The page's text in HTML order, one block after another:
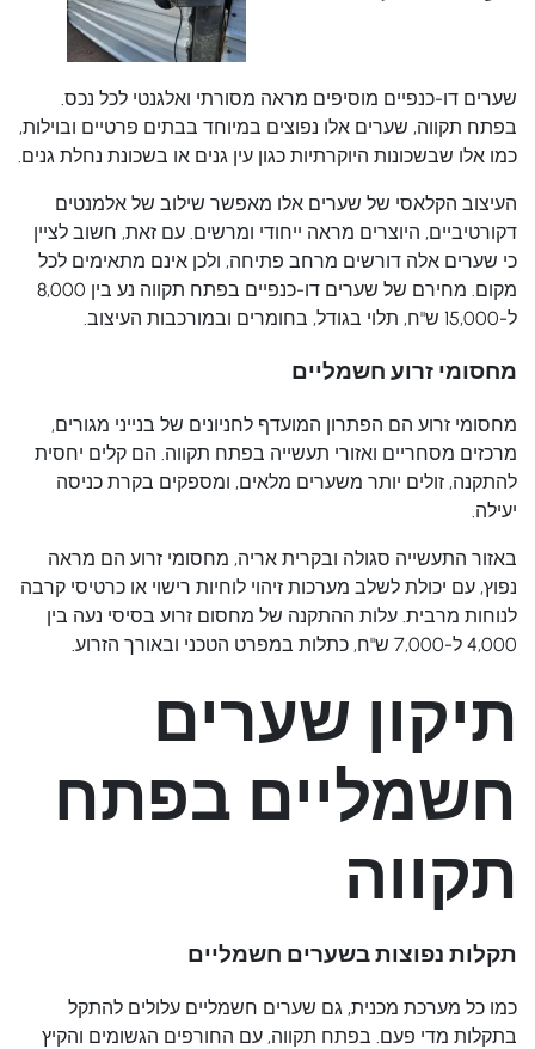
שערים דו-כנפיים מוסיפים מראה מסורתי ואלגנטי לכל נכס.
בפתח תקווה, שערים אלו נפוצים במיוחד בבתים פרטיים ובוילות,
כמו אלו שבשכונות היוקרתיות כגון עין גנים או בשכונת נחלת גנים.
העיצוב הקלאסי של שערים אלו מאפשר שילוב של אלמנטים
דקורטיביים, היוצרים מראה ייחודי ומרשים. עם זאת, חשוב לציין
כי שערים אלה דורשים מרחב פתיחה, ולכן אינם מתאימים לכל
מקום. מחירם של שערים דו-כנפיים בפתח תקווה נע בין 8,000
ל-15,000 ש"ח, תלוי בגודל, בחומרים ובמורכבות העיצוב.
מחסומי זרוע חשמליים
מחסומי זרוע הם הפתרון המועדף לחניונים של בנייני מגורים,
מרכזים מסחריים ואזורי תעשייה בפתח תקווה. הם קלים יחסית
להתקנה, זולים יותר משערים מלאים, ומספקים בקרת כניסה
יעילה.
באזור התעשייה סגולה ובקרית אריה, מחסומי זרוע הם מראה
נפוץ, עם יכולת לשלב מערכות זיהוי לוחיות רישוי או כרטיסי קרבה
לנוחות מרבית. עלות ההתקנה של מחסום זרוע בסיסי נעה בין
4,000 ל-7,000 ש"ח, כתלות במפרט הטכני ובאורך הזרוע.
תיקון שערים
חשמליים בפתח
תקווה
תקלות נפוצות בשערים חשמליים
כמו כל מערכת מכנית, גם שערים חשמליים עלולים להתקל
בתקלות מדי פעם. בפתח תקווה, עם החורפים הגשומים והקיץ